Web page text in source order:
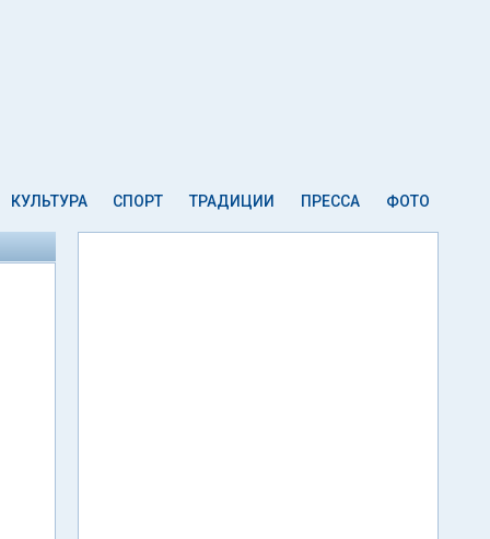
КУЛЬТУРА СПОРТ ТРАДИЦИИ ПРЕССА ФОТО